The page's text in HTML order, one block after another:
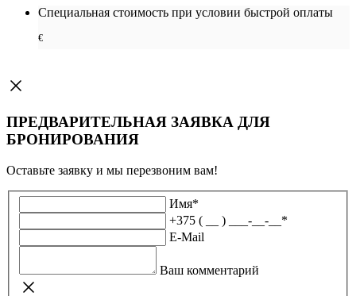
Специальная cтоимость при условии быстрой оплаты
€
ПРЕДВАРИТЕЛЬНАЯ ЗАЯВКА ДЛЯ
БРОНИРОВАНИЯ
Оставьте заявку и мы перезвоним вам!
Имя*
+375 ( __ ) ___-__-__ *
E-Mail
Ваш комментарий